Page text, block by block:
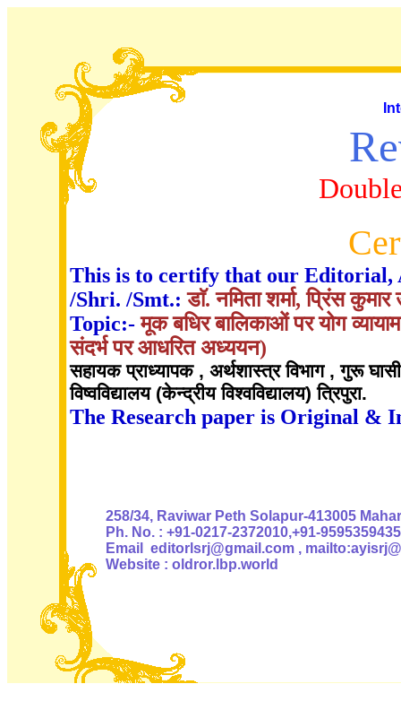
This is to certify that our Editorial,
/Shri. /Smt.:डाॅ. नमिता शर्मा, प्रिंस कुमार
Topic:-मूक बधिर बालिकाओं पर योग
संदर्भ पर आधरित अध्ययन)
सहायक प्राध्यापक , अर्थशास्त्र विभाग , गुरू
विष्वविद्यालय (केन्द्रीय विश्वविद्यालय) त्रिपुरा.
The Research paper is Original &
258/34, Raviwar Peth Solapur-413005
Ph. No. : +91-0217-2372010,+91-9595359435
Email editorlsrj@gmail.com ,
Website : oldror.lbp.world